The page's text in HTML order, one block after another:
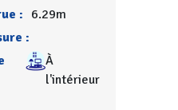
: 6.29m
:
À
l'intérieur